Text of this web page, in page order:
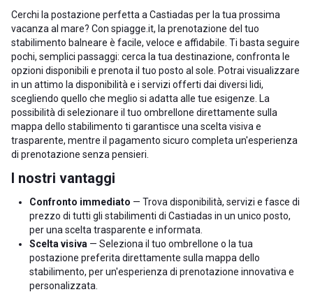
Cerchi la postazione perfetta a Castiadas per la tua prossima
vacanza al mare? Con spiagge.it, la prenotazione del tuo
stabilimento balneare è facile, veloce e affidabile. Ti basta seguire
pochi, semplici passaggi: cerca la tua destinazione, confronta le
opzioni disponibili e prenota il tuo posto al sole. Potrai visualizzare
in un attimo la disponibilità e i servizi offerti dai diversi lidi,
scegliendo quello che meglio si adatta alle tue esigenze. La
possibilità di selezionare il tuo ombrellone direttamente sulla
mappa dello stabilimento ti garantisce una scelta visiva e
trasparente, mentre il pagamento sicuro completa un'esperienza
di prenotazione senza pensieri.
I nostri vantaggi
Confronto immediato — Trova disponibilità, servizi e fasce di
prezzo di tutti gli stabilimenti di Castiadas in un unico posto,
per una scelta trasparente e informata.
Scelta visiva — Seleziona il tuo ombrellone o la tua
postazione preferita direttamente sulla mappa dello
stabilimento, per un'esperienza di prenotazione innovativa e
personalizzata.